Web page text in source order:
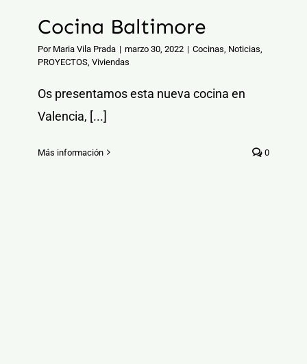
Cocina Baltimore
Por Maria Vila Prada | marzo 30, 2022 | Cocinas Noticias
PROYECTOS Viviendas
Os presentamos esta nueva cocina en
Valencia, [...]
Más información 0